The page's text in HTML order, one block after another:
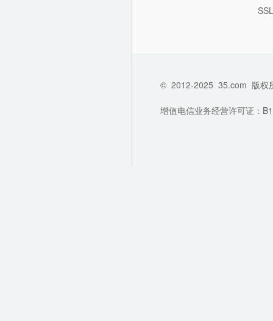
© 2012-2025 35.com 版权
增值电信业务经营许可证：